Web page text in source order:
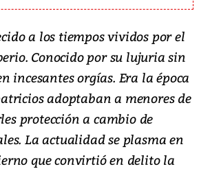
a los tiempos vividos por el
Conocido por su lujuria sin
incesantes orgías. Era la época
adoptaban a menores de
protección a cambio de
La actualidad se plasma en
que convirtió en delito la